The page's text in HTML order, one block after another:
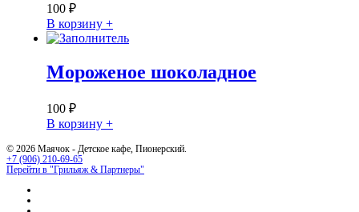
100 ₽
В корзину +
Мороженое шоколадное
100 ₽
В корзину +
© 2026 Маячок - Детское кафе, Пионерский.
+7 (906) 210-69-65
Перейти в "Грильяж & Партнеры"